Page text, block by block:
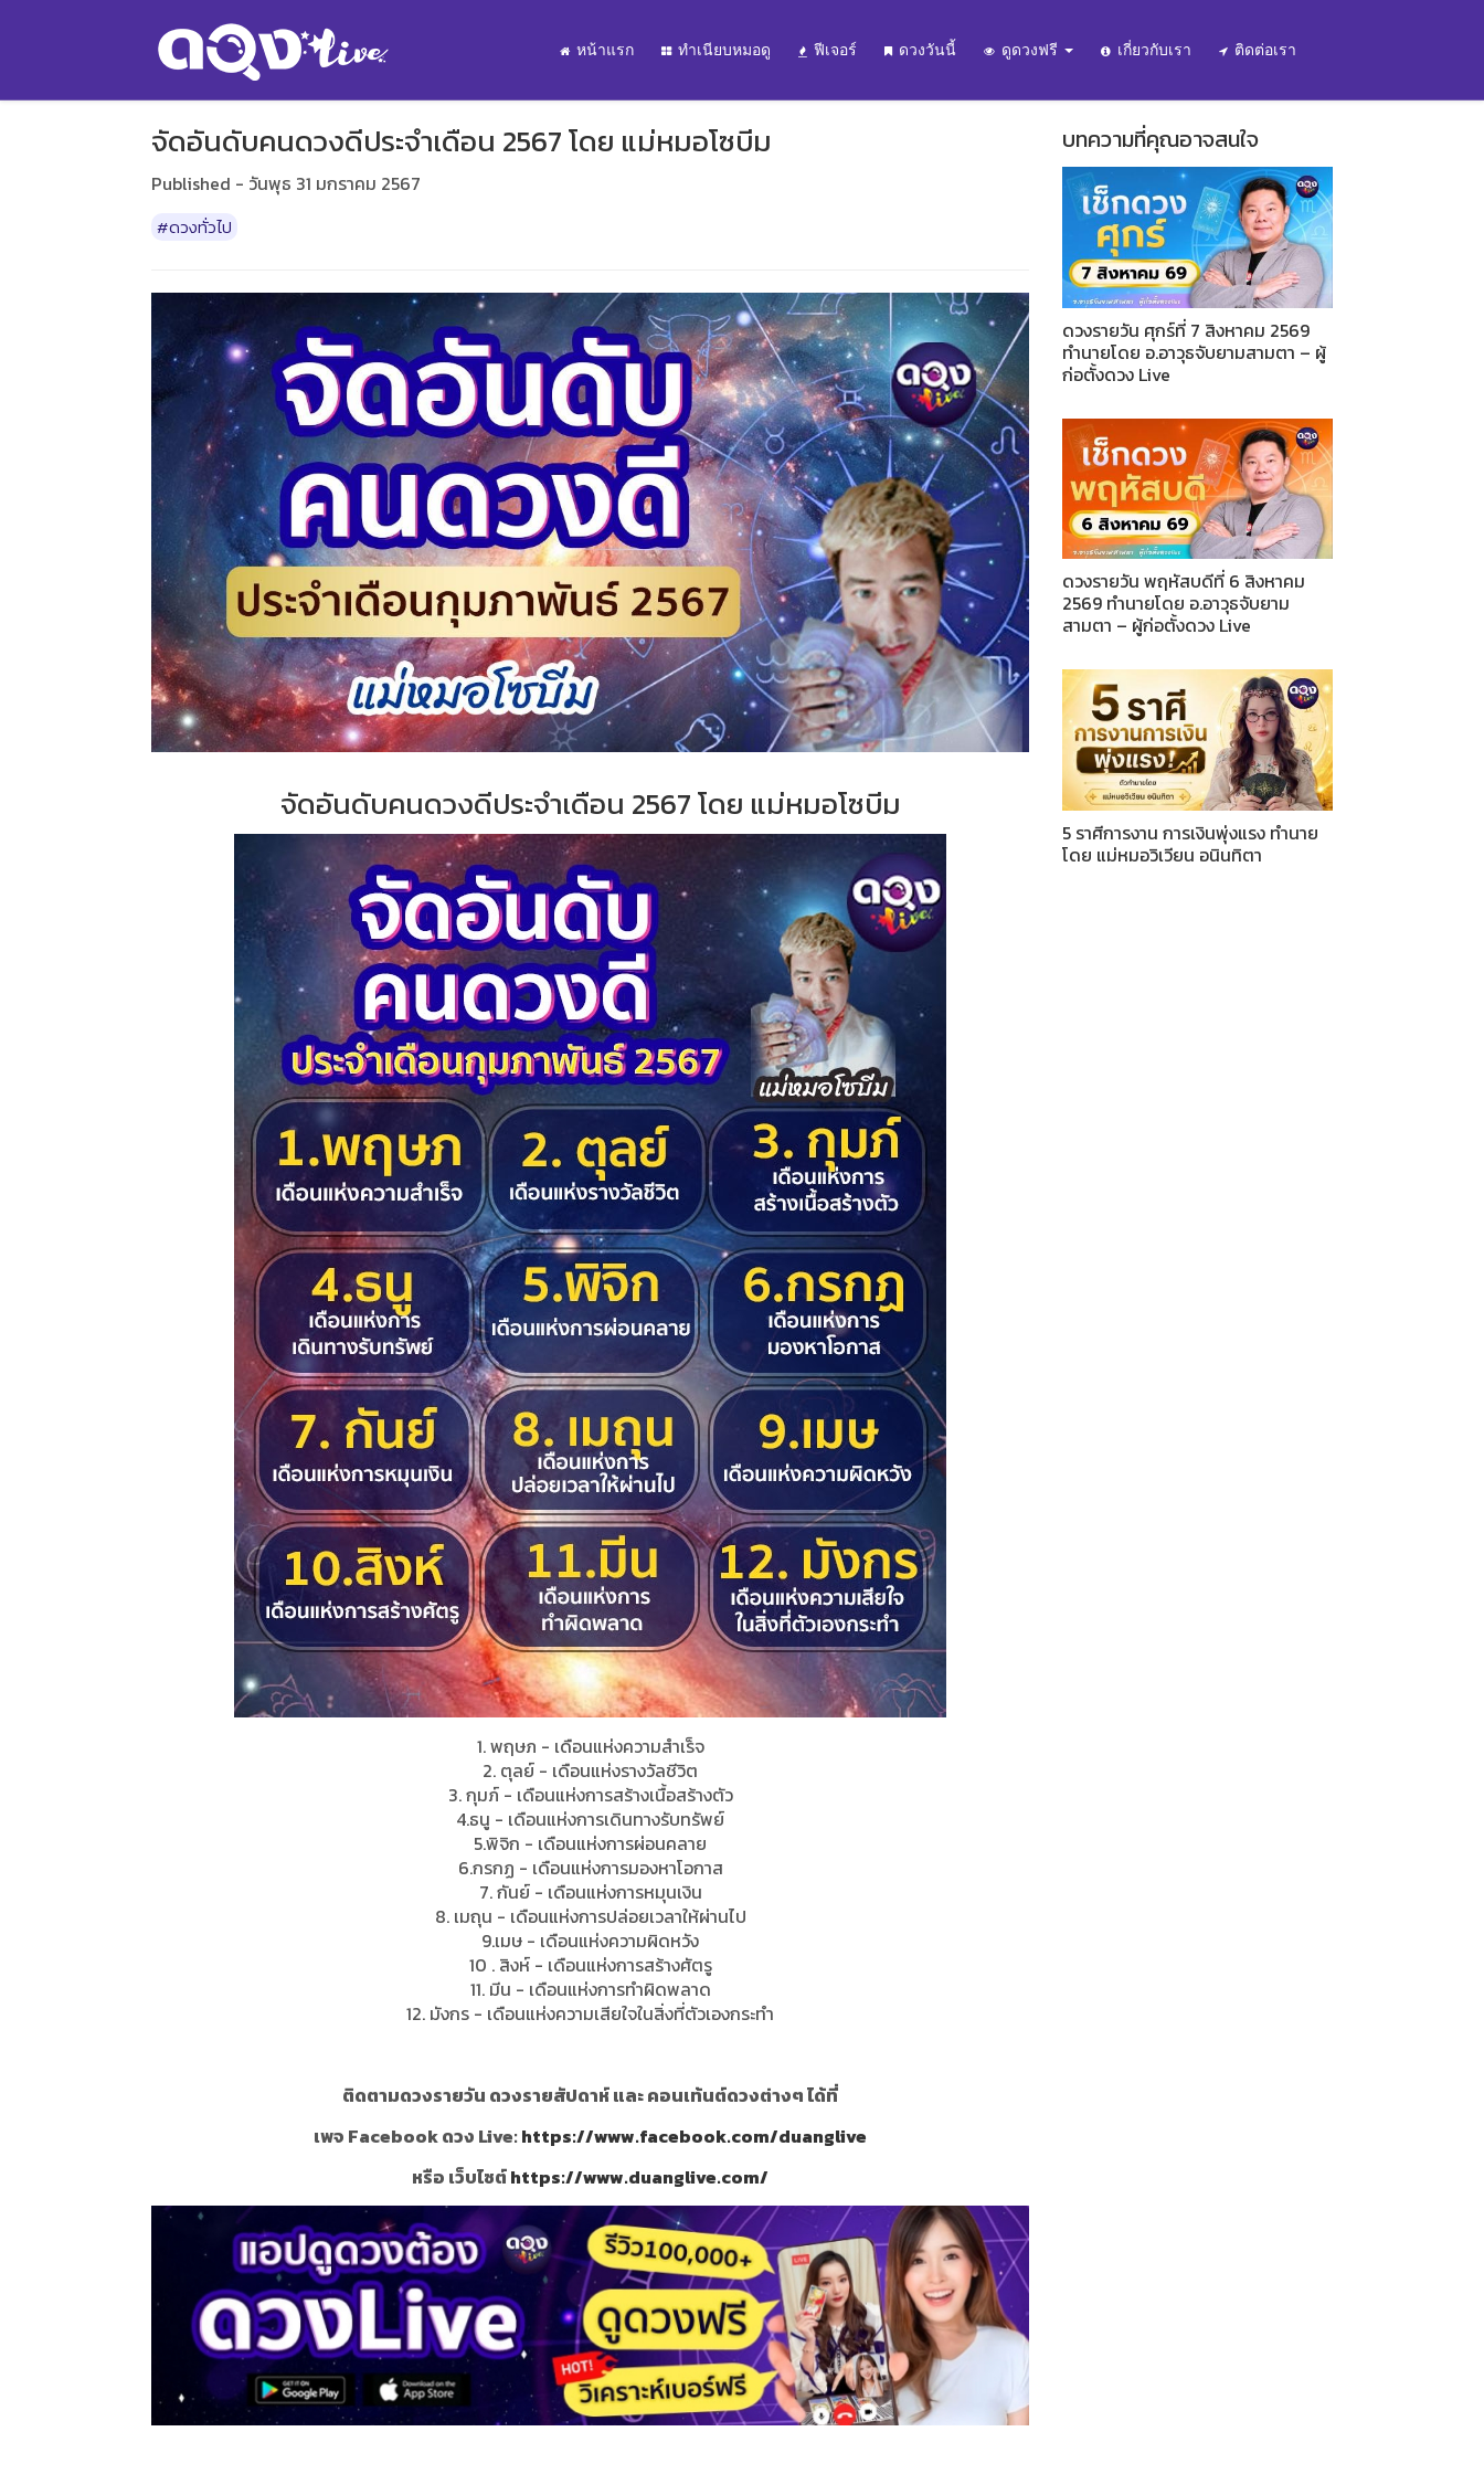
หน้าแรก ทำเนียบหมอดู ฟีเจอร์ ดวงวันนี้ ดูดวงฟรี เกี่ยวกับเรา ติดต่อเรา
จัดอันดับคนดวงดีประจำเดือน 2567 โดย แม่หมอโซบีม
Published - วันพุธ 31 มกราคม 2567
#ดวงทั่วไป
จัดอันดับคนดวงดีประจำเดือน 2567 โดย แม่หมอโซบีม
1. พฤษภ - เดือนแห่งความสำเร็จ
2. ตุลย์ - เดือนแห่งรางวัลชีวิต
3. กุมภ์ - เดือนแห่งการสร้างเนื้อสร้างตัว
4.ธนู - เดือนแห่งการเดินทางรับทรัพย์
5.พิจิก - เดือนแห่งการผ่อนคลาย
6.กรกฏ - เดือนแห่งการมองหาโอกาส
7. กันย์ - เดือนแห่งการหมุนเงิน
8. เมถุน - เดือนแห่งการปล่อยเวลาให้ผ่านไป
9.เมษ - เดือนแห่งความผิดหวัง
10 . สิงห์ - เดือนแห่งการสร้างศัตรู
11. มีน - เดือนแห่งการทำผิดพลาด
12. มังกร - เดือนแห่งความเสียใจในสิ่งที่ตัวเองกระทำ
ติดตามดวงรายวัน ดวงรายสัปดาห์ และ คอนเท้นต์ดวงต่างๆ ได้ที่
เพจ Facebook ดวง Live:https://www.facebook.com/duanglive
หรือ เว็บไซต์https://www.duanglive.com/
บทความที่คุณอาจสนใจ
ดวงรายวัน ศุกร์ที่ 7 สิงหาคม 2569
ทำนายโดย อ.อาวุธจับยามสามตา – ผู้
ก่อตั้งดวง Live
ดวงรายวัน พฤหัสบดีที่ 6 สิงหาคม
2569 ทำนายโดย อ.อาวุธจับยาม
สามตา – ผู้ก่อตั้งดวง Live
5 ราศีการงาน การเงินพุ่งแรง ทำนาย
โดย แม่หมอวิเวียน อนินทิตา